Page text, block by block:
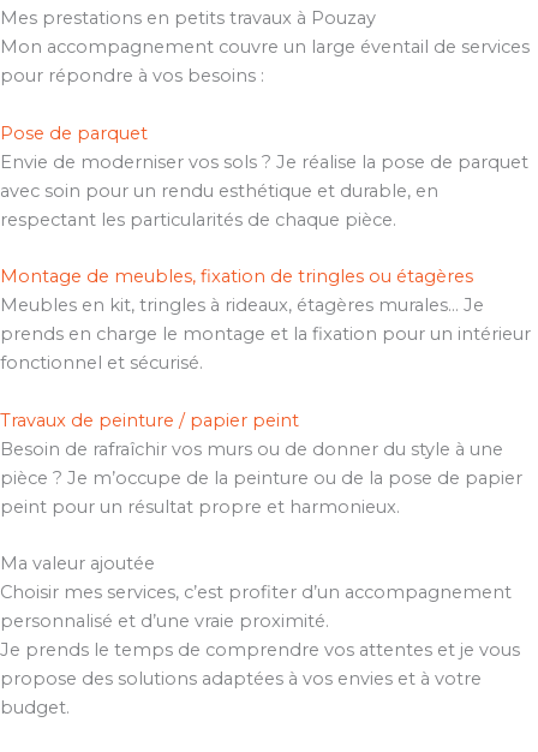
Mes prestations en petits travaux à Pouzay
Mon accompagnement couvre un large éventail de services
pour répondre à vos besoins :
Pose de parquet
Envie de moderniser vos sols ? Je réalise la pose de parquet
avec soin pour un rendu esthétique et durable, en
respectant les particularités de chaque pièce.
Montage de meubles, fixation de tringles ou étagères
Meubles en kit, tringles à rideaux, étagères murales… Je
prends en charge le montage et la fixation pour un intérieur
fonctionnel et sécurisé.
Travaux de peinture / papier peint
Besoin de rafraîchir vos murs ou de donner du style à une
pièce ? Je m’occupe de la peinture ou de la pose de papier
peint pour un résultat propre et harmonieux.
Ma valeur ajoutée
Choisir mes services, c’est profiter d’un accompagnement
personnalisé et d’une vraie proximité.
Je prends le temps de comprendre vos attentes et je vous
propose des solutions adaptées à vos envies et à votre
budget.